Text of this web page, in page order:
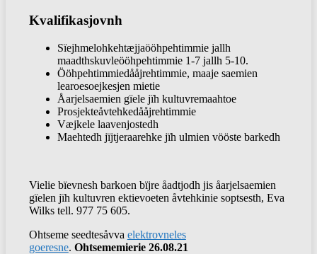
Kvalifikasjovnh
Sïejhmelohkehtæjjaööhpehtimmie jallh
maadthskuvleööhpehtimmie 1-7 jallh 5-10.
Ööhpehtimmiedååjrehtimmie, maaje saemien
learoesoejkesjen mietie
Åarjelsaemien gïele jïh kultuvremaahtoe
Prosjekteåvtehkedååjrehtimmie
Væjkele laavenjostedh
Maehtedh jïjtjeraarehke jïh ulmien vööste barkedh
Vielie bïevnesh barkoen bïjre åadtjodh jis åarjelsaemien
gïelen jïh kultuvren ektievoeten åvtehkinie soptsesth, Eva
Wilks tell. 977 75 605.
Ohtseme seedtesåvva elektrovneles
goeresne. Ohtsememierie 26.08.21